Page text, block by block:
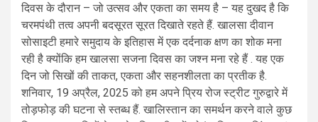
दिवस के दौरान – जो उत्सव और एकता का समय है – यह दुखद है कि
चरमपंथी तत्व अपनी बदसूरत सूरत दिखाते रहते हैं. खालसा दीवान
सोसाइटी हमारे समुदाय के इतिहास में एक दर्दनाक क्षण का शोक मना
रही है क्योंकि हम खालसा सजना दिवस का जश्न मना रहे हैं . यह एक
दिन जो सिखों की ताकत, एकता और सहनशीलता का प्रतीक है.
शनिवार, 19 अप्रैल, 2025 को हम अपने प्रिय रोज स्ट्रीट गुरुद्वारे में
तोड़फोड़ की घटना से स्तब्ध हैं. खालिस्तान का समर्थन करने वाले कुछ